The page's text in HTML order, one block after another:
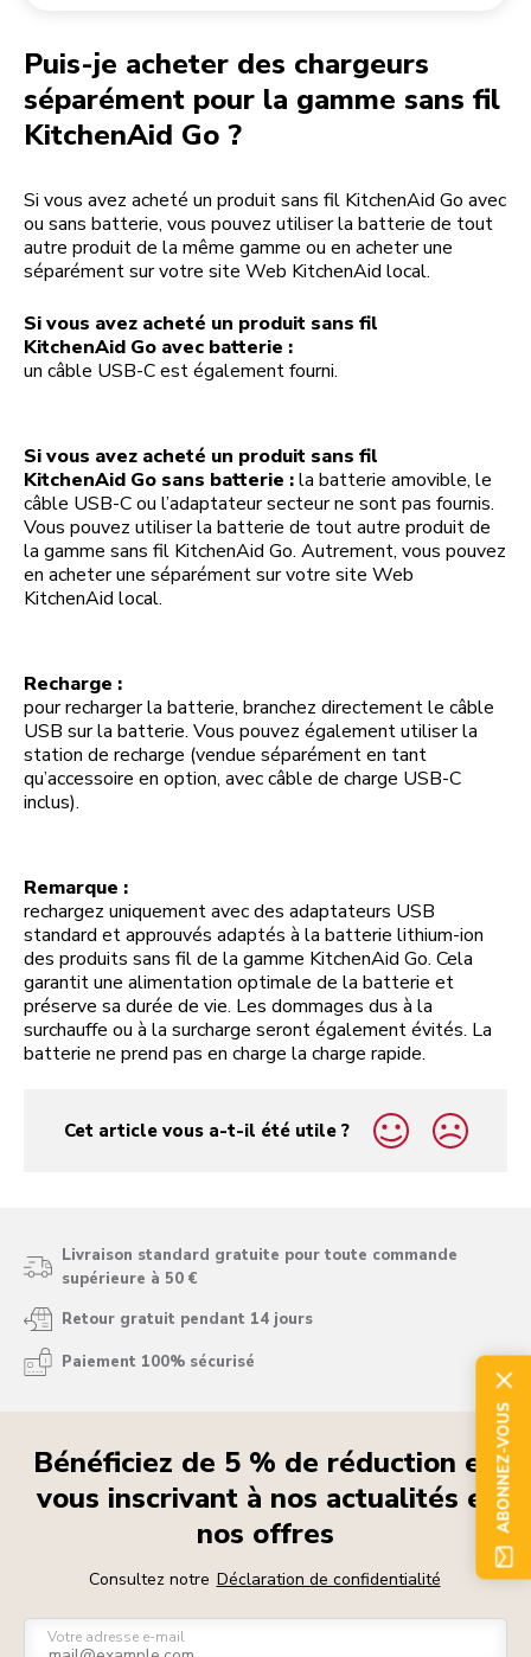
Puis-je acheter des chargeurs
séparément pour la gamme sans fil
KitchenAid Go ?
Si vous avez acheté un produit sans fil KitchenAid Go avec
ou sans batterie, vous pouvez utiliser la batterie de tout
autre produit de la même gamme ou en acheter une
séparément sur votre site Web KitchenAid local.
Si vous avez acheté un produit sans fil
KitchenAid Go avec batterie :
un câble USB-C est également fourni.
Si vous avez acheté un produit sans fil
KitchenAid Go sans batterie :la batterie amovible, le
câble USB-C ou l’adaptateur secteur ne sont pas fournis.
Vous pouvez utiliser la batterie de tout autre produit de
la gamme sans fil KitchenAid Go. Autrement, vous pouvez
en acheter une séparément sur votre site Web
KitchenAid local.
Recharge :
pour recharger la batterie, branchez directement le câble
USB sur la batterie. Vous pouvez également utiliser la
station de recharge (vendue séparément en tant
qu’accessoire en option, avec câble de charge USB-C
inclus).
Remarque :
rechargez uniquement avec des adaptateurs USB
standard et approuvés adaptés à la batterie lithium-ion
des produits sans fil de la gamme KitchenAid Go. Cela
garantit une alimentation optimale de la batterie et
préserve sa durée de vie. Les dommages dus à la
surchauffe ou à la surcharge seront également évités. La
batterie ne prend pas en charge la charge rapide.
Cet article vous a-t-il été utile ?
yes
no
Livraison standard gratuite pour toute commande
supérieure à 50 €
Retour gratuit pendant 14 jours
Paiement 100% sécurisé
Bénéficiez de 5 % de réduction en
vous inscrivant à nos actualités et
nos offres
Consultez notre Déclaration de confidentialité
Votre adresse e-mail
ABONNEZ-VOUS